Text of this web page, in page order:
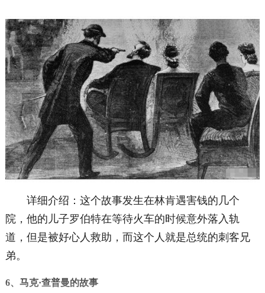
详细介绍：这个故事发生在林肯遇害钱的几个
院，他的儿子罗伯特在等待火车的时候意外落入轨
道，但是被好心人救助，而这个人就是总统的刺客兄
弟。
6、马克·查普曼的故事